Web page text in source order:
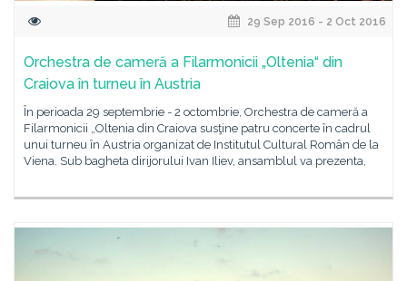
29 Sep 2016 - 2 Oct 2016
Orchestra de cameră a Filarmonicii „Oltenia“ din
Craiova în turneu în Austria
În perioada 29 septembrie - 2 octombrie, Orchestra de cameră a
Filarmonicii „Oltenia din Craiova susţine patru concerte în cadrul
unui turneu în Austria organizat de Institutul Cultural Român de la
Viena. Sub bagheta dirijorului Ivan Iliev, ansamblul va prezenta,